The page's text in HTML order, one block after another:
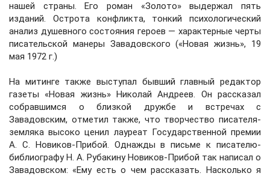
нашей страны. Его роман «Золото» выдержал пять
изданий. Острота конфликта, тонкий психологический
анализ душевного состояния героев — характерные черты
писательской манеры Завадовского («Новая жизнь», 19
мая 1972 г.)
На митинге также выступал бывший главный редактор
газеты «Новая жизнь» Николай Андреев. Он рассказал
собравшимся о близкой дружбе и встречах с
Завадовским, отметил также, что творчество писателя-
земляка высоко ценил лауреат Государственной премии
А. С. Новиков-Прибой. Однажды в письме к писателю-
библиографу Н. А. Рубакину Новиков-Прибой так написал о
Завадовском: «Ему есть о чем рассказать. Насколько я